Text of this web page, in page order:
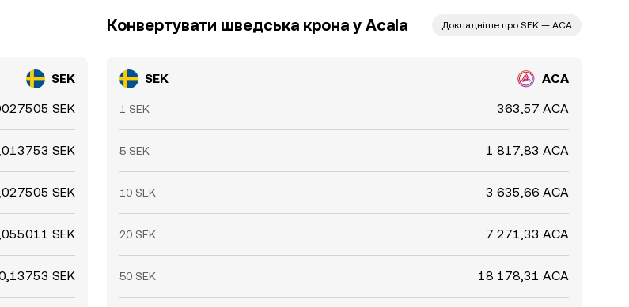
SEK
SEK
SEK
SEK
SEK
SEK
Конвертувати шведська крона у Acala Докладніше про SEK — ACA
SEK ACA
1 SEK 363,57 ACA
5 SEK 1 817,83 ACA
10 SEK 3 635,66 ACA
20 SEK 7 271,33 ACA
50 SEK 18 178,31 ACA